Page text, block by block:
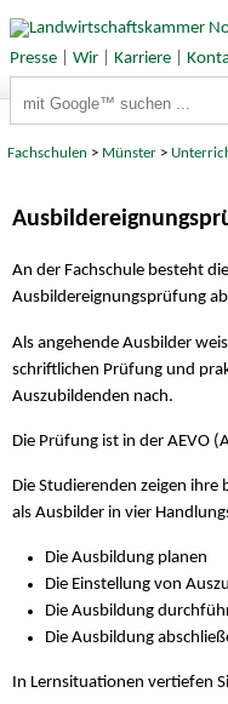
Presse| Wir| Karriere|
Fachschulen > Münster >
An der Fachschule besteht
Ausbildereignungsprüfung
Als angehende Ausbilder
schriftlichen Prüfung und
Auszubildenden nach.
Die Prüfung ist in der AEVO
Die Studierenden zeigen
als Ausbilder in vier
Die Ausbildung planen
Die Einstellung von
Die Ausbildung
Die Ausbildung
In Lernsituationen vertiefen